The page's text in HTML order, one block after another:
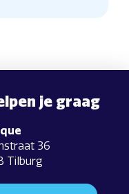
je graag
36
Tilburg